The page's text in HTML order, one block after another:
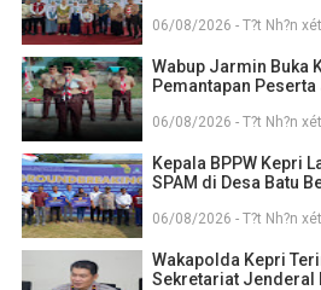
06/08/2026 - T?t Nh?n xét
Wabup Jarmin Buka
Pemantapan
06/08/2026 - T?t Nh?n xét
Kepala BPPW Kepri
SPAM di Desa Batu
06/08/2026 - T?t Nh?n xét
Wakapolda Kepri
Sekretariat Jenderal